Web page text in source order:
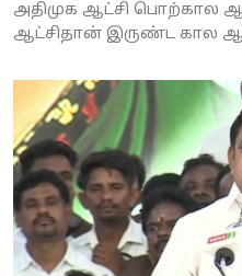
அதிமுக ஆட்சி பொற்கால
ஆட்சிதான் இருண்ட கால